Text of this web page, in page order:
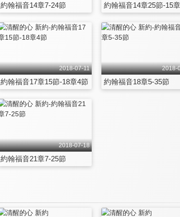
約翰福音14章7-24節
2018-07-11
約翰福音17章15節-18章4節
2018-
約翰福音18章5-35節
2018-07-18
約翰福音21章7-25節